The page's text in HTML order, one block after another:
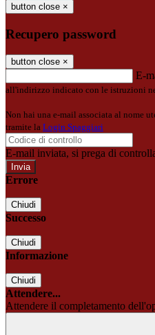
button close ×
Recupero password
button close ×
E-
all'indirizzo indicato con le istruzioni
Non hai una e-mail associata al nome
tramite la Login Spaggiari
E-mail inviata, si prega di
Errore
Chiudi
Successo
Chiudi
Informazione
Chiudi
Attendere...
Attendere il completamento